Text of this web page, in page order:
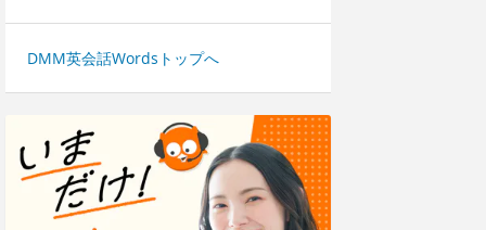
DMM英会話Wordsトップへ